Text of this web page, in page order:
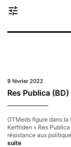
tune
9 février 2022
Res Publica (BD)
OTMeds figure dans
Kerfriden « Res
résistance aux
suiteRes